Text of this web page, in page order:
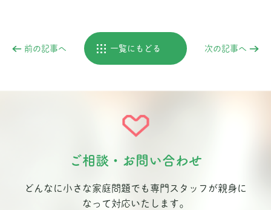
前の記事へ 一覧にもどる 次の記事へ
ご相談・お問い合わせ
どんなに小さな家庭問題でも専門スタッフが親身に
なって対応いたします。